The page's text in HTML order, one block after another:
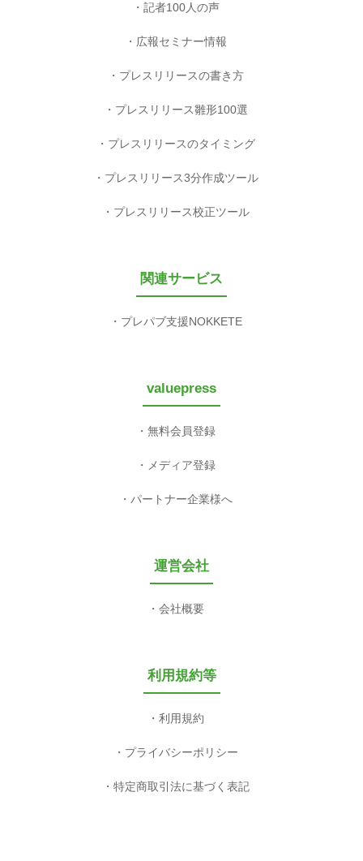
記者100人の声
広報セミナー情報
プレスリリースの書き方
プレスリリース雛形100選
プレスリリースのタイミング
プレスリリース3分作成ツール
プレスリリース校正ツール
関連サービス
プレパブ支援NOKKETE
valuepress
無料会員登録
メディア登録
パートナー企業様へ
運営会社
会社概要
利用規約等
利用規約
プライバシーポリシー
特定商取引法に基づく表記